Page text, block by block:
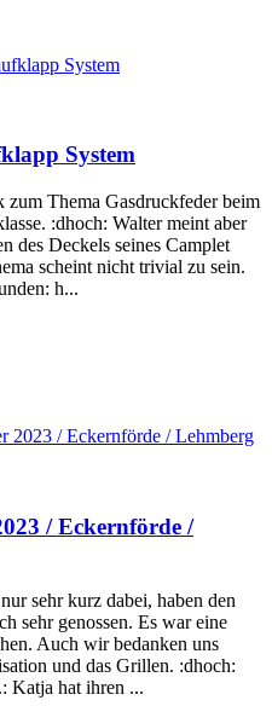
System
System
Thema Gasdruckfeder beim
:dhoch: Walter meint aber
des Deckels seines Camplet
scheint nicht trivial zu sein.
h...
2023 / Eckernförde / Lehmberg
/ Eckernförde /
sehr kurz dabei, haben den
sehr genossen. Es war eine
Auch wir bedanken uns
und das Grillen. :dhoch:
Katja hat ihren ...